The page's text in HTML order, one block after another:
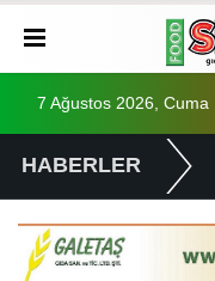
7 Ağustos 2026, Cuma
HABERLER